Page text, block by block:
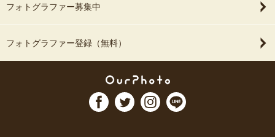
フォトグラファー募集中
フォトグラファー登録（無料）